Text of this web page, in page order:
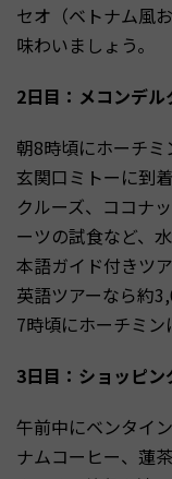
セオ（ベトナム風
味わいましょう。
2日目：メコンデル
朝8時頃にホーチ
玄関口ミトーに到
クルーズ、ココナ
ーツの試食など、
本語ガイド付きツ
英語ツアーなら約
7時頃にホーチミン
3日目：ショッピン
午前中にベンタイ
ナムコーヒー、蓮